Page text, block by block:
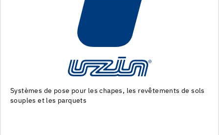
de sols
Machines et outils pour la preparation du support
des revêtements de sol